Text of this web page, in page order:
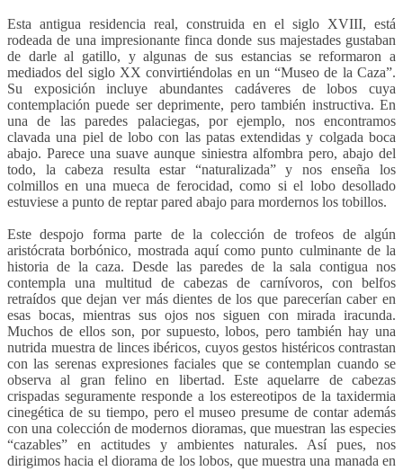
Esta antigua residencia real, construida en el siglo XVIII, está
rodeada de una impresionante finca donde sus majestades gustaban
de darle al gatillo, y algunas de sus estancias se reformaron a
mediados del siglo XX convirtiéndolas en un “Museo de la Caza”.
Su exposición incluye abundantes cadáveres de lobos cuya
contemplación puede ser deprimente, pero también instructiva. En
una de las paredes palaciegas, por ejemplo, nos encontramos
clavada una piel de lobo con las patas extendidas y colgada boca
abajo. Parece una suave aunque siniestra alfombra pero, abajo del
todo, la cabeza resulta estar “naturalizada” y nos enseña los
colmillos en una mueca de ferocidad, como si el lobo desollado
estuviese a punto de reptar pared abajo para mordernos los tobillos.
Este despojo forma parte de la colección de trofeos de algún
aristócrata borbónico, mostrada aquí como punto culminante de la
historia de la caza. Desde las paredes de la sala contigua nos
contempla una multitud de cabezas de carnívoros, con belfos
retraídos que dejan ver más dientes de los que parecerían caber en
esas bocas, mientras sus ojos nos siguen con mirada iracunda.
Muchos de ellos son, por supuesto, lobos, pero también hay una
nutrida muestra de linces ibéricos, cuyos gestos histéricos contrastan
con las serenas expresiones faciales que se contemplan cuando se
observa al gran felino en libertad. Este aquelarre de cabezas
crispadas seguramente responde a los estereotipos de la taxidermia
cinegética de su tiempo, pero el museo presume de contar además
con una colección de modernos dioramas, que muestran las especies
“cazables” en actitudes y ambientes naturales. Así pues, nos
dirigimos hacia el diorama de los lobos, que muestra una manada en